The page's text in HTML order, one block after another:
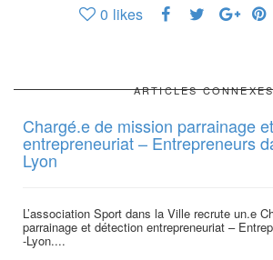
0 likes
ARTICLES
Chargé.e de mission parrainage
entrepreneuriat – Entrepreneurs
Lyon
L’association Sport dans la Ville recrute un.e
parrainage et détection entrepreneuriat –
-Lyon....